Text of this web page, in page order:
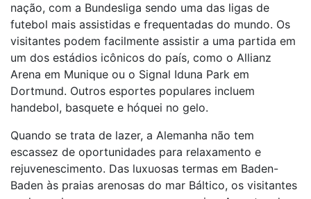
nação, com a Bundesliga sendo uma das ligas de
futebol mais assistidas e frequentadas do mundo. Os
visitantes podem facilmente assistir a uma partida em
um dos estádios icônicos do país, como o Allianz
Arena em Munique ou o Signal Iduna Park em
Dortmund. Outros esportes populares incluem
handebol, basquete e hóquei no gelo.
Quando se trata de lazer, a Alemanha não tem
escassez de oportunidades para relaxamento e
rejuvenescimento. Das luxuosas termas em Baden-
Baden às praias arenosas do mar Báltico, os visitantes